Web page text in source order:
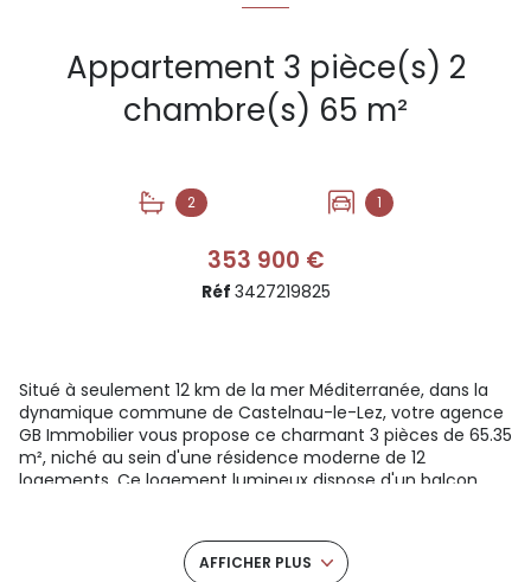
Appartement 3 pièce(s) 2
chambre(s) 65 m²
2 1
353 900 €
Réf 3427219825
Situé à seulement 12 km de la mer Méditerranée, dans la
dynamique commune de Castelnau-le-Lez, votre agence
GB Immobilier vous propose ce charmant 3 pièces de 65.35
m², niché au sein d'une résidence moderne de 12
logements. Ce logement lumineux dispose d'un balcon,
résidents, il s-inscrit dans un environnement verdoyant,
avec un agréable vis-à-vis végétalisé à l'arrière,
AFFICHER PLUS